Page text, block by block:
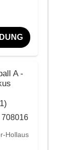
A -
708016
Hollaus